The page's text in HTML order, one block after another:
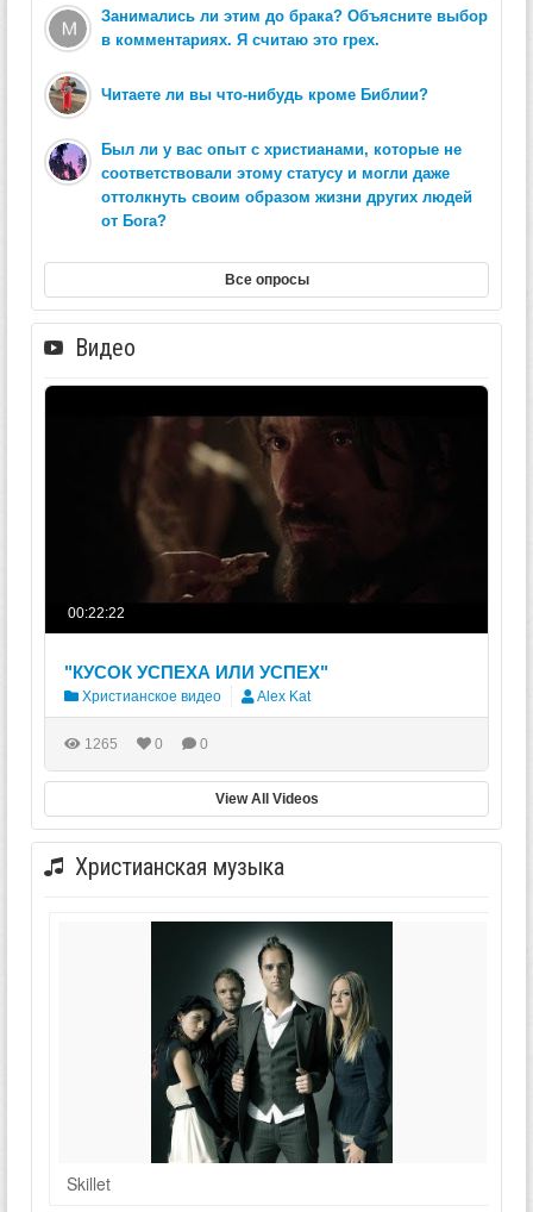
Занимались ли этим до брака? Объясните выбор
в комментариях. Я считаю это грех.
Читаете ли вы что-нибудь кроме Библии?
Был ли у вас опыт с христианами, которые не
соответствовали этому статусу и могли даже
оттолкнуть своим образом жизни других людей
от Бога?
Все опросы
Видео
00:22:22
"КУСОК УСПЕХА ИЛИ УСПЕХ"
Христианское видео Alex Kat
1265 0 0
View All Videos
Христианская музыка
Skillet